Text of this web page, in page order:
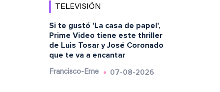
TELEVISIÓN
Si te gustó 'La casa de papel',
Prime Video tiene este thriller
de Luis Tosar y José Coronado
que te va a encantar
Francisco-Eme 07-08-2026